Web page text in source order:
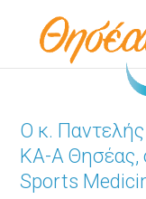
Ο κ.
ΚΑ-Α Θησέας,
Sports